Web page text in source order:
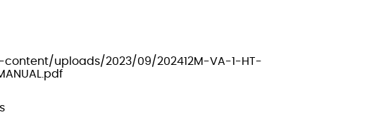
uploads/2023/09/202412M-VA-1-HT-